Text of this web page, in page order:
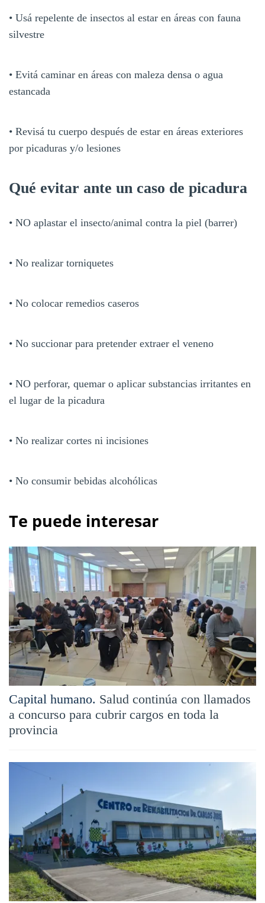
• Usá repelente de insectos al estar en áreas con fauna
silvestre
• Evitá caminar en áreas con maleza densa o agua
estancada
• Revisá tu cuerpo después de estar en áreas exteriores
por picaduras y/o lesiones
Qué evitar ante un caso de picadura
• NO aplastar el insecto/animal contra la piel (barrer)
• No realizar torniquetes
• No colocar remedios caseros
• No succionar para pretender extraer el veneno
• NO perforar, quemar o aplicar substancias irritantes en
el lugar de la picadura
• No realizar cortes ni incisiones
• No consumir bebidas alcohólicas
Te puede interesar
Capital humano. Salud continúa con llamados
a concurso para cubrir cargos en toda la
provincia